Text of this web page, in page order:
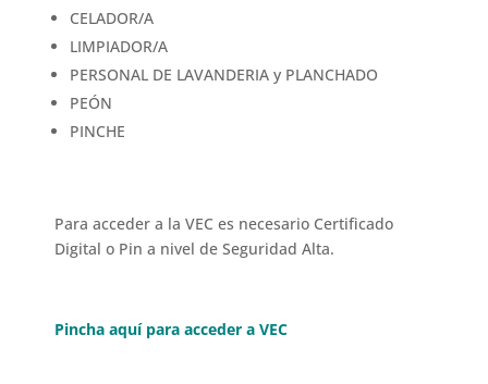
CELADOR/A
LIMPIADOR/A
PERSONAL DE LAVANDERIA y PLANCHADO
PEÓN
PINCHE
Para acceder a la VEC es necesario Certificado
Digital o Pin a nivel de Seguridad Alta.
Pincha aquí para acceder a VEC